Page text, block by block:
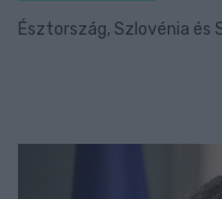
Észtország, Szlovénia és